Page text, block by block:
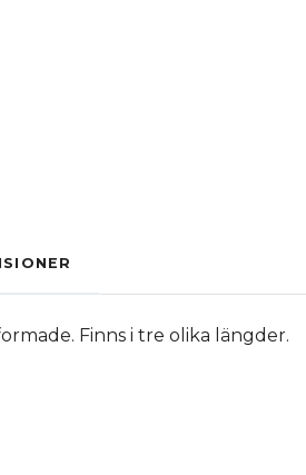
Finns i tre olika längder.